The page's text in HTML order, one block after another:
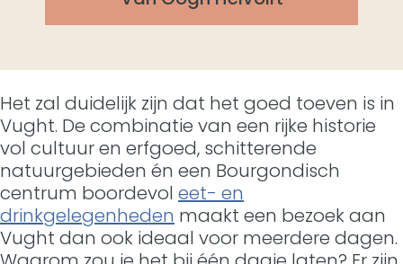
s
l
l
a
e
r
s
V
a
G
o
g
h
H
l
v
o
Het zal duidelijk zijn dat het goed toeven is in
Vught. De combinatie van een rijke historie
vol cultuur en erfgoed, schitterende
natuurgebieden én een Bourgondisch
centrum boordevol eet- en
drinkgelegenheden maakt een bezoek aan
Vught dan ook ideaal voor meerdere dagen.